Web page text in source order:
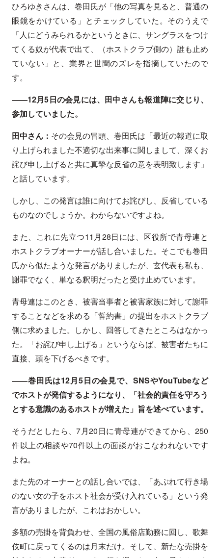
ひろゆきさんは、巻田氏が「他の写真を見ると、普通の
眼鏡をかけている」とチェックしていた。そのうえで
「人にどうみられるかというときに、サングラスをつけ
てくる奴が代表で出て、（ホストクラブ側の）誰も止め
ていない」と、業界と世間のズレを指摘していたので
す。
――12月5日の会見には、田中さんも報道陣に交じり、
参加していました。
田中さん： その会見の冒頭、巻田氏は「最近の報道に取
り上げられました不適切な出来事に関しまして、深くお
詫び申し上げると共に真摯な反省の意を表明致します」
と話しています。
しかし、この発言は誰に向けてお詫びし、反省している
ものなのでしょうか。わからないですよね。
また、これに先立つ11月28日には、区役所で青母連と
ホストクラブオーナーが話し合いました。そこでも巻田
氏から似たような発言がありましたが、玄代表も私も、
謝罪でなく、単なる釈明だったと受け止めています。
青母連はこのとき、被害当事者と被害家族に対して謝罪
することなどを求める「誓約書」の提出をホストクラブ
側に求めました。しかし、回答してきたところはなかっ
た。「お詫び申し上げる」というならば、被害者たちに
直接、頭を下げるべきです。
――巻田氏は12月5日の会見で、SNSやYouTubeなど
でホストが発信するようになり、「社会的責任を守ろう
とする意識のあるホストが増えた」旨を述べています。
そうだとしたら、7月20日に青母連ができてから、250
件以上の相談や70件以上の面談がおこなわれないです
よね。
また先のオーナーとの話し合いでは、「あぶれて行き場
のない女の子をホスト社会が受け入れている」という発
言がありましたが、これはおかしい。
多額の売掛を背負わせ、全国の風俗店勤務に回し、歌舞
伎町に戻ってくるのは月末だけ。そして、新たな売掛を